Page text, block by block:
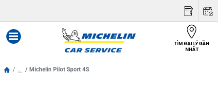
TÌM ĐẠI LÝ GẦN
NHẤT
... Michelin Pilot Sport 4S